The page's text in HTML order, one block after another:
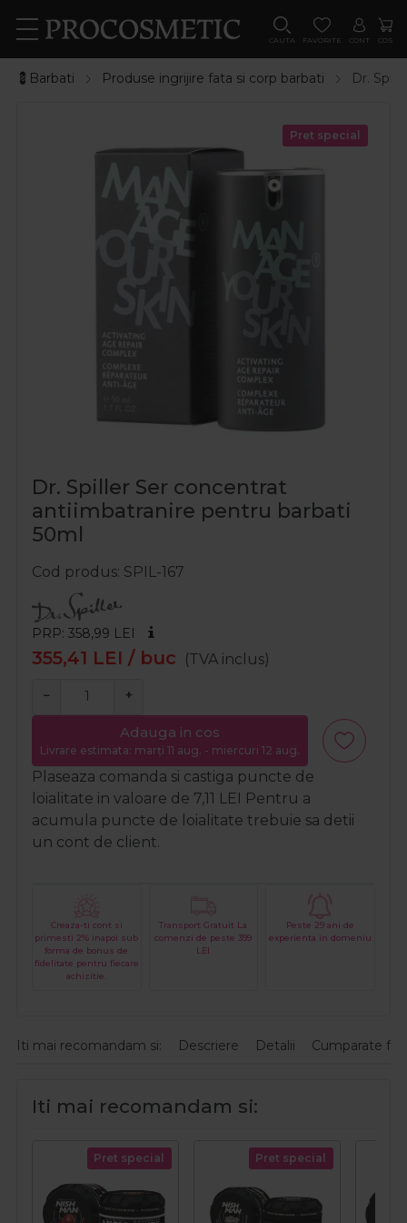
CAUTA FAVORITE CONT COS
💈Barbati Produse ingrijire fata si corp barbati Dr.
Pret special
Dr. Spiller Ser concentrat
antiimbatranire pentru barbati
50ml
Cod produs SPIL-167
PRP: 358,99 LEI
355,41 LEI / buc (TVA inclus)
− +
Adauga in cos
Livrare estimata: marți 11 aug. - miercuri 12 aug.
Plaseaza comanda si castiga puncte de
loialitate in valoare de 7,11 LEI
Pentru a
acumula puncte de loialitate trebuie sa detii
un cont de client.
Creaza-ti cont si
primesti 2% inapoi sub
forma de bonus de
fidelitate pentru fiecare
achizitie.
Transport Gratuit La
comenzi de peste 399
LEI
Peste 29 ani de
experienta in domeniu
Iti mai recomandam si: Descriere Detalii Cumparate
Iti mai recomandam si:
Pret special Pret special